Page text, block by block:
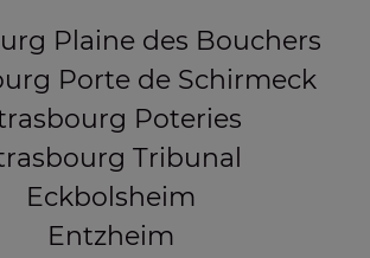
Plaine des Bouchers
Porte de Schirmeck
Poteries
Tribunal
Eckbolsheim
Entzheim